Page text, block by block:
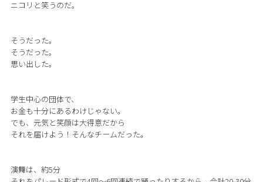
ニコリと笑うのだ。
そうだった。
そうだった。
思い出した。
学生中心の団体で、
お金も十分にあるわけじゃない。
でも、元気と笑顔は大得意だから
それを届けよう！そんなチームだった。
演舞は、約5分